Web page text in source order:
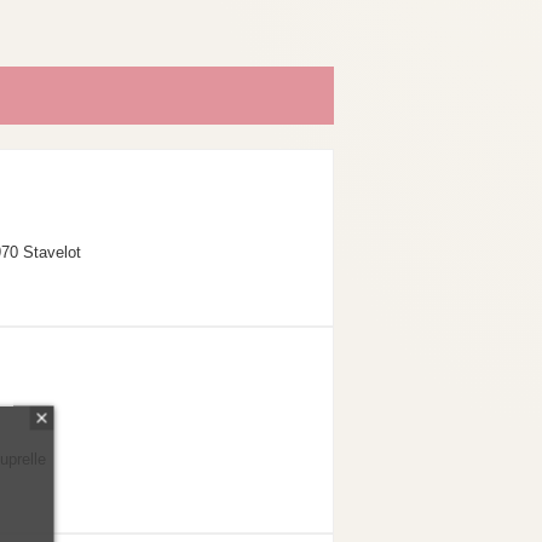
Stavelot